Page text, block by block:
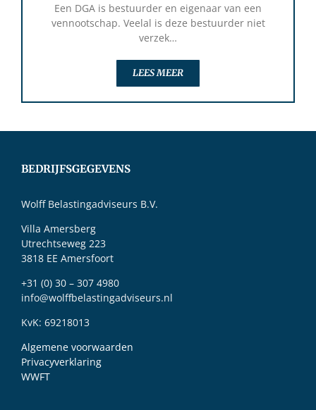
Een DGA is bestuurder en eigenaar van een
vennootschap. Veelal is deze bestuurder niet
verzek…
LEES MEER
BEDRIJFSGEGEVENS
Wolff Belastingadviseurs B.V.
Villa Amersberg
Utrechtseweg 223
3818 EE Amersfoort
+31 (0) 30 – 307 4980
info@wolffbelastingadviseurs.nl
KvK: 69218013
Algemene voorwaarden
Privacyverklaring
WWFT